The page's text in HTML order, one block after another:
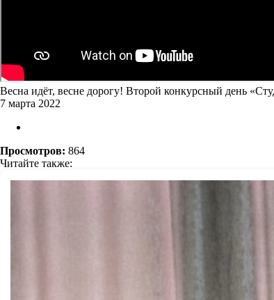
Весна идёт, весне дорогу! Второй конкурсный день
7 марта 2022
Просмотров: 864
Читайте также: